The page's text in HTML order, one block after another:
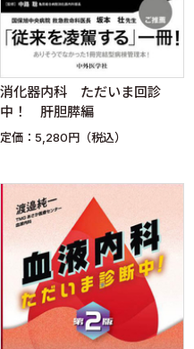
消化器内科 ただいま回診
中！ 肝胆膵編
定価：5,280円（税込）